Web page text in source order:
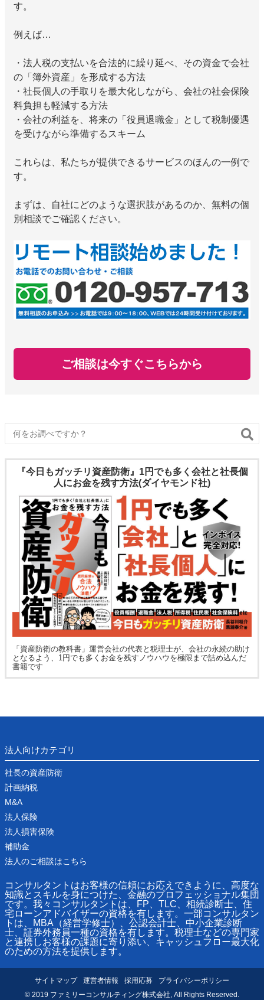
す。
例えば…
・法人税の支払いを合法的に繰り延べ、その資金で会社
の「簿外資産」を形成する方法
・社長個人の手取りを最大化しながら、会社の社会保険
料負担も軽減する方法
・会社の利益を、将来の「役員退職金」として税制優遇
を受けながら準備するスキーム
これらは、私たちが提供できるサービスのほんの一例で
す。
まずは、自社にどのような選択肢があるのか、無料の個
別相談でご確認ください。
ご相談は今すぐこちらから
『今日もガッチリ資産防衛』1円でも多く会社と社長個
人にお金を残す方法(ダイヤモンド社)
「資産防衛の教科書」運営会社の代表と税理士が、会社の永続の助け
となるよう、1円でも多くお金を残すノウハウを極限まで詰め込んだ
書籍です
法人向けカテゴリ
社長の資産防衛
計画納税
M&A
法人保険
法人損害保険
補助金
法人のご相談はこちら
コンサルタントはお客様の信頼にお応えできように、高度な
知識とスキルを身につけた、金融のプロフェッショナル集団
です。我々コンサルタントは、FP、TLC、相続診断士、住
宅ローンアドバイザーの資格を有します。一部コンサルタン
トは、MBA（経営学修士）、公認会計士、中小企業診断
士、証券外務員一種の資格を有します。税理士などの専門家
と連携しお客様の課題に寄り添い、キャッシュフロー最大化
のための方法を提供します。
サイトマップ 運営者情報 採用応募
プライバシーポリシー
© 2019 ファミリーコンサルティング株式会社, All Rights Reserved.